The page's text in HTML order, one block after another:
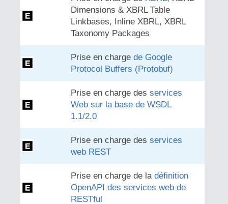
Dimensions & XBRL Table
Linkbases, Inline XBRL, XBRL
Taxonomy Packages
Prise en charge de Google
Protocol Buffers (Protobuf)
Prise en charge des services
Web sur la base de WSDL
1.1/2.0
Prise en charge des services
web REST
Prise en charge de la définition
OpenAPI des services web de
RESTful